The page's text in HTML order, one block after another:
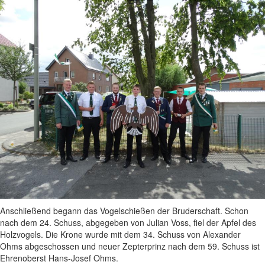
Anschließend begann das Vogelschießen der Bruderschaft. Schon
nach dem 24. Schuss, abgegeben von Julian Voss, fiel der Apfel des
Holzvogels. Die Krone wurde mit dem 34. Schuss von Alexander
Ohms abgeschossen und neuer Zepterprinz nach dem 59. Schuss ist
Ehrenoberst Hans-Josef Ohms.